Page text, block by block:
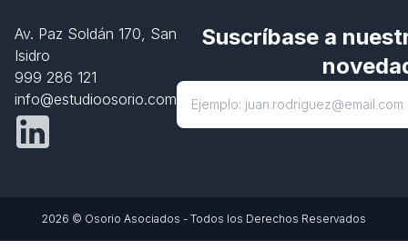
Av. Paz Soldán 170, San
Isidro
999 286 121
info@estudioosorio.com
Suscríbase a
2026 © Osorio Asociados - Todos los Derechos Reservados